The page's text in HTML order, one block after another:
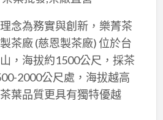
念為務實與創新，樂菁茶
茶廠 (慈恩製茶廠) 位於台
，海拔約1500公尺，採茶
2000公尺處，海拔越高
葉品質更具有獨特優越